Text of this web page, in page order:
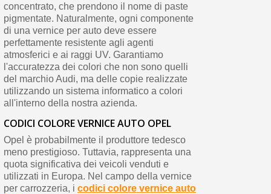
concentrato, che prendono il nome di paste
pigmentate. Naturalmente, ogni componente
di una vernice per auto deve essere
perfettamente resistente agli agenti
atmosferici e ai raggi UV. Garantiamo
l'accuratezza dei colori che non sono quelli
del marchio Audi, ma delle copie realizzate
utilizzando un sistema informatico a colori
all'interno della nostra azienda.
CODICI COLORE VERNICE AUTO OPEL
Opel è probabilmente il produttore tedesco
meno prestigioso. Tuttavia, rappresenta una
quota significativa dei veicoli venduti e
utilizzati in Europa. Nel campo della vernice
per carrozzeria, i codici colore vernice auto